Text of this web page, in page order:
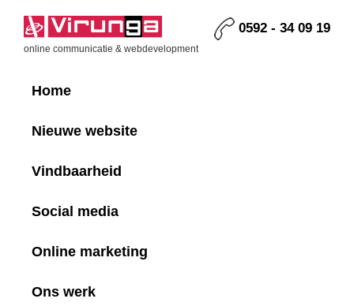
primary
primaryVirunga
online communicatie & webdevelopment
0592 - 34 09 19
Home
Nieuwe website
Vindbaarheid
Social media
Online marketing
Ons werk